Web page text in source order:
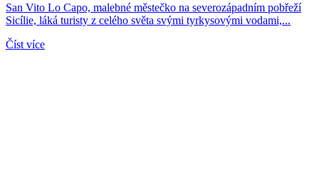
San Vito Lo Capo, malebné městečko na severozápadním pobřeží
Sicílie, láká turisty z celého světa svými tyrkysovými vodami,...
Číst více